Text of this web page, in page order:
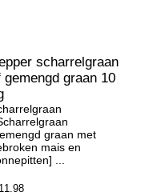
scharrelgraan
gemengd graan 10
graan met
mais en
...
11.98